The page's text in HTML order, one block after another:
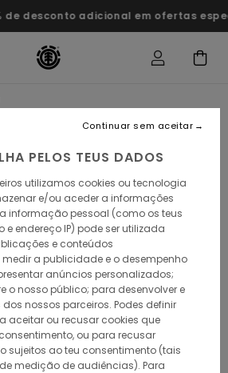
de desconto adicional em ofertas
PELOS TEUS DADOS
utilizamos cookies ou tecnologia
e/ou aceder a informações
informação pessoal (como os teus
endereço IP) pode ser utilizada
e conteúdos
a publicidade e o desempenho
anúncios personalizados;
o nosso público; para desenvolver e
nossos parceiros. Podes definir
aceitar ou recusar cookies que
ou para recusar
sujeitos ao teu consentimento (tais
medição de audiências). Para
Continuar sem aceitar